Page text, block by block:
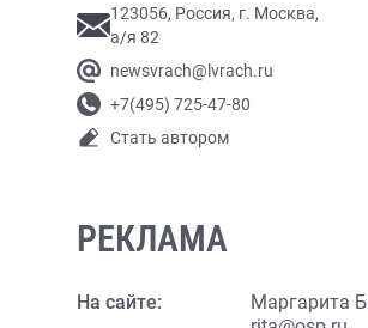
123056, Россия, г. Москва,
а/я 82
newsvrach@lvrach.ru
+7(495) 725-47-80
Стать автором
РЕКЛАМА
На сайте:
Маргарита